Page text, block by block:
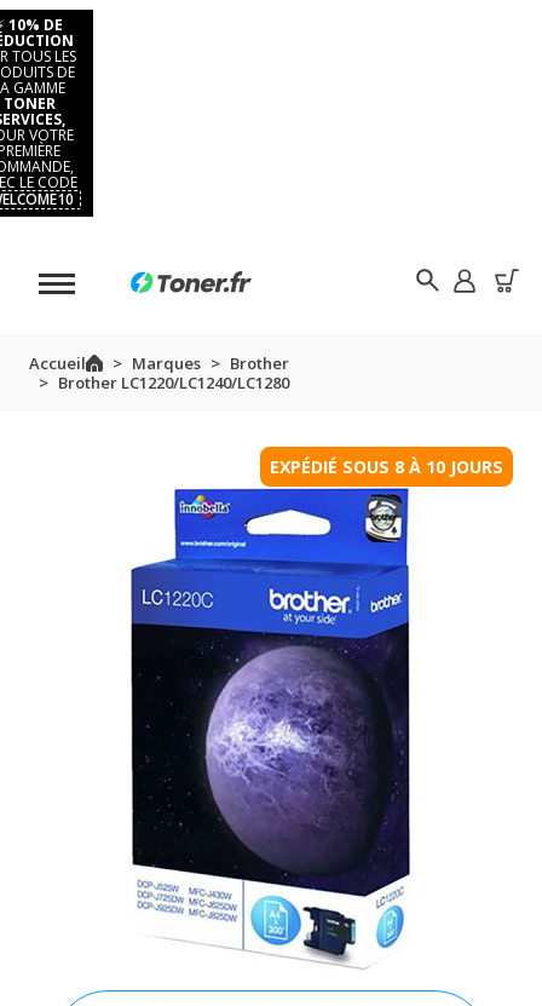
10% DE
TOUS LES
DE
GAMME
TONER
VOTRE
LE CODE
Accueil Marques
Brother
Brother LC1220/LC1240/LC1280
EXPÉDIÉ SOUS 8 À 10 JOURS